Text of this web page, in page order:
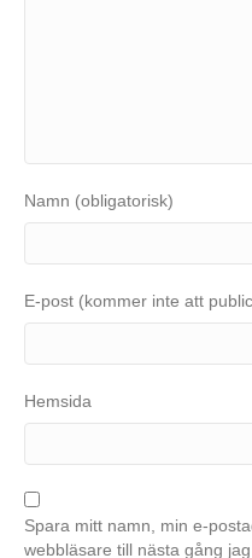
Namn (obligatorisk)
E-post (kommer inte att
Hemsida
Spara mitt namn, min e-
webbläsare till nästa gång